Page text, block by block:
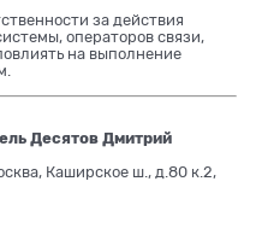
за действия
операторов связи,
на выполнение
Десятов Дмитрий
Каширское ш., д.80 к.2,